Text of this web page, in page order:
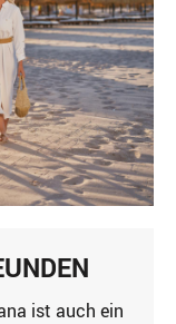
ist auch ein